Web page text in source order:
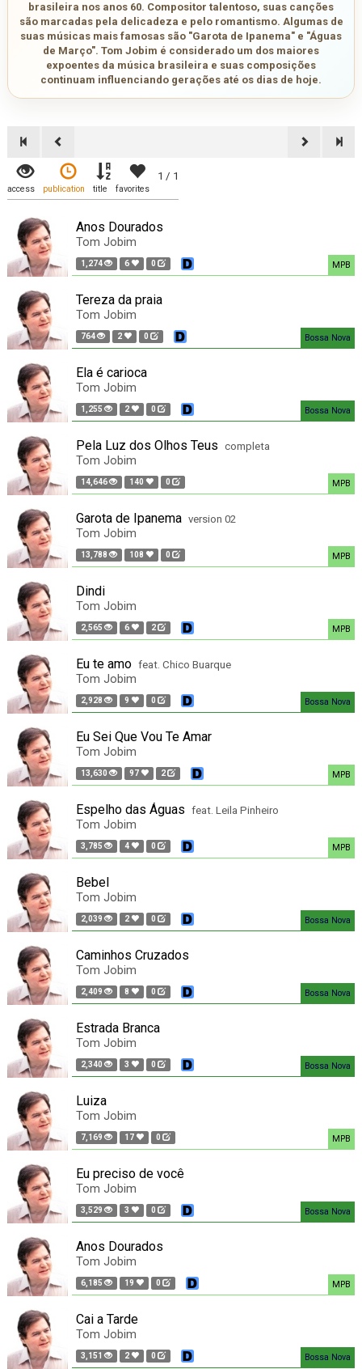
brasileira nos anos 60. Compositor talentoso, suas canções
são marcadas pela delicadeza e pelo romantismo. Algumas de
suas músicas mais famosas são "Garota de Ipanema" e "Águas
de Março". Tom Jobim é considerado um dos maiores
expoentes da música brasileira e suas composições
continuam influenciando gerações até os dias de hoje.
1 / 1
access publication title favorites
Anos Dourados
Tom Jobim
1,274 6 0 MPB
Tereza da praia
Tom Jobim
764 2 0 Bossa Nova
Ela é carioca
Tom Jobim
1,255 2 0 Bossa Nova
Pela Luz dos Olhos Teus completa
Tom Jobim
14,646 140 0 MPB
Garota de Ipanema version 02
Tom Jobim
13,788 108 0 MPB
Dindi
Tom Jobim
2,565 6 2 MPB
Eu te amo feat. Chico Buarque
Tom Jobim
2,928 9 0 Bossa Nova
Eu Sei Que Vou Te Amar
Tom Jobim
13,630 97 2 MPB
Espelho das Águas feat. Leila Pinheiro
Tom Jobim
3,785 4 0 MPB
Bebel
Tom Jobim
2,039 2 0 Bossa Nova
Caminhos Cruzados
Tom Jobim
2,409 8 0 Bossa Nova
Estrada Branca
Tom Jobim
2,340 3 0 Bossa Nova
Luiza
Tom Jobim
7,169 17 0 MPB
Eu preciso de você
Tom Jobim
3,529 3 0 Bossa Nova
Anos Dourados
Tom Jobim
6,185 19 0 MPB
Cai a Tarde
Tom Jobim
3,151 2 0 Bossa Nova